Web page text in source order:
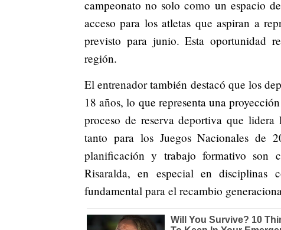
campeonato no solo como un espacio
acceso para los atletas que aspiran a
previsto para junio. Esta oportunidad
región.
El entrenador también destacó que los
18 años, lo que representa una
proceso de reserva deportiva que
tanto para los Juegos Nacionales de
planificación y trabajo formativo son
Risaralda, en especial en
fundamental para el recambio